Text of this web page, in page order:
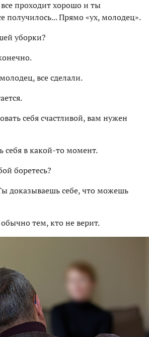
все проходит хорошо и ты
получилось... Прямо «ух, молодец».
уборки?
все сделали.
себя счастливой, вам нужен
в какой-то момент.
боретесь?
доказываешь себе, что можешь
тем, кто не верит.